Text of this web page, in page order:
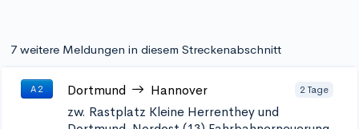
7 weitere Meldungen in diesem Streckenabschnitt
A 2 Dortmund Hannover 2 Tage
zw. Rastplatz Kleine Herrenthey und